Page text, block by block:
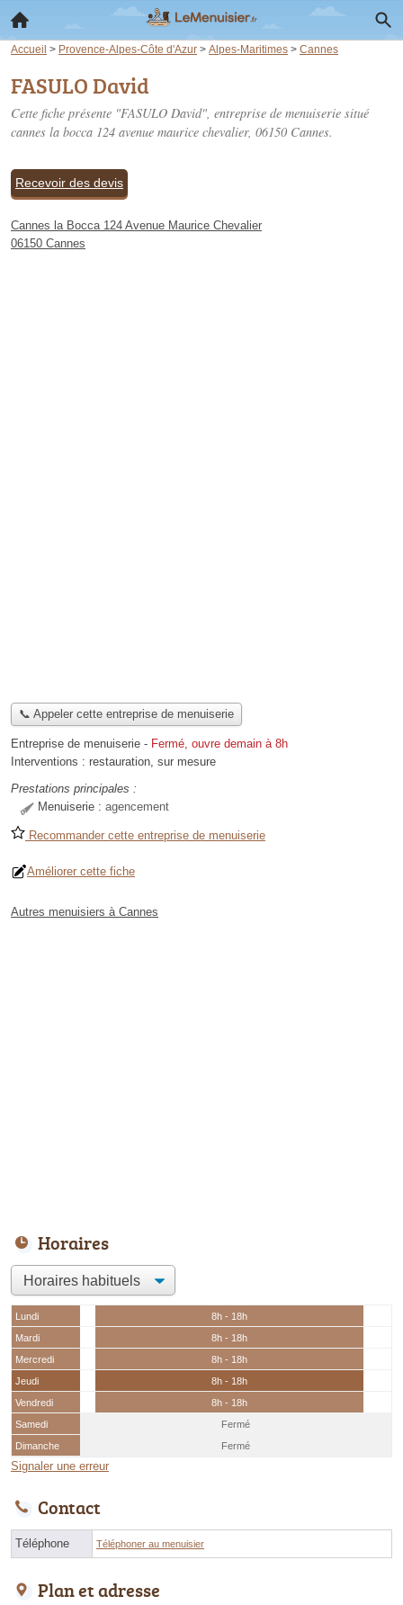
Accueil > Provence-Alpes-Côte d'Azur > Alpes-Maritimes > Cannes
FASULO David
Cette fiche présente "FASULO David", entreprise de menuiserie situé
cannes la bocca 124 avenue maurice chevalier, 06150 Cannes.
Recevoir des devis
Cannes la Bocca 124 Avenue Maurice Chevalier
06150 Cannes
📞 Appeler cette entreprise de menuiserie
Entreprise de menuiserie - Fermé, ouvre demain à 8h
Interventions : restauration, sur mesure
Prestations principales :
Menuiserie : agencement
Recommander cette entreprise de menuiserie
Améliorer cette fiche
Autres menuisiers à Cannes
Horaires
Lundi
8h - 18h
Mardi
8h - 18h
Mercredi
8h - 18h
Jeudi
8h - 18h
Vendredi
8h - 18h
Samedi
Fermé
Dimanche
Fermé
Signaler une erreur
Contact
Téléphone Téléphoner au menuisier
Plan et adresse